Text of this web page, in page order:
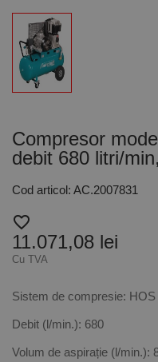
Compresor
debit 680 litri/
Cod articol: AC.2007831
favorite_border
11.071,08 lei
Cu TVA
Sistem de compresie: HOS
Debit (l/min.): 680
Volum de aspirație (l/min.):